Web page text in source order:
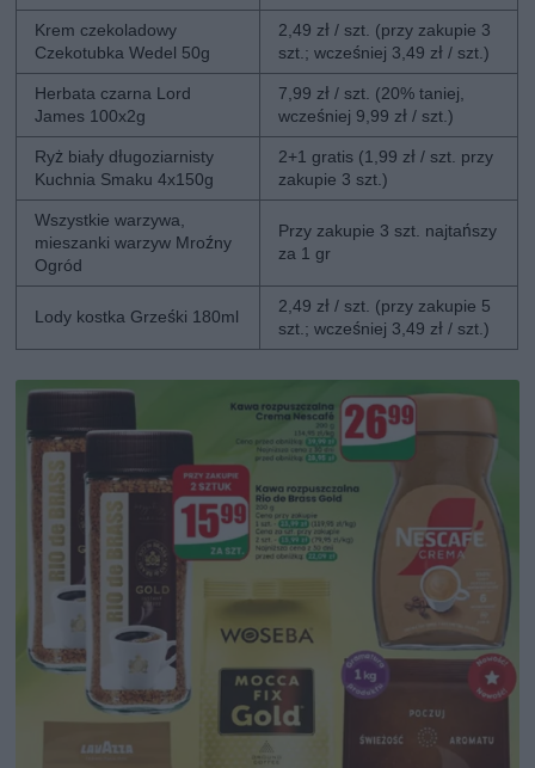
Krem czekoladowy
Czekotubka Wedel 50g
2,49 zł / szt. (przy zakupie 3
szt.; wcześniej 3,49 zł / szt.)
Herbata czarna Lord
James 100x2g
7,99 zł / szt. (20% taniej,
wcześniej 9,99 zł / szt.)
Ryż biały długoziarnisty
Kuchnia Smaku 4x150g
2+1 gratis (1,99 zł / szt. przy
zakupie 3 szt.)
Wszystkie warzywa,
mieszanki warzyw Mroźny
Ogród
Przy zakupie 3 szt. najtańszy
za 1 gr
Lody kostka Grześki 180ml
2,49 zł / szt. (przy zakupie 5
szt.; wcześniej 3,49 zł / szt.)